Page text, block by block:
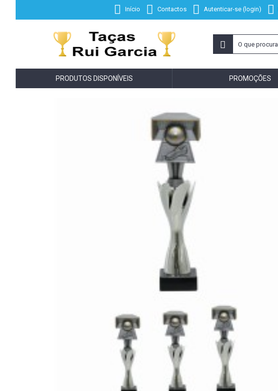
Início Contactos Autenticar-se (login)
PRODUTOS DISPONÍVEIS PROMOÇÕES